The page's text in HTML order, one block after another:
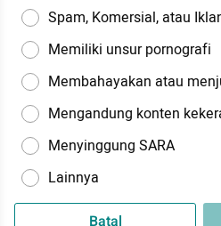
Spam, Komersial, atau
Memiliki unsur pornografi
Membahayakan atau
Mengandung konten
Menyinggung SARA
Lainnya
Batal